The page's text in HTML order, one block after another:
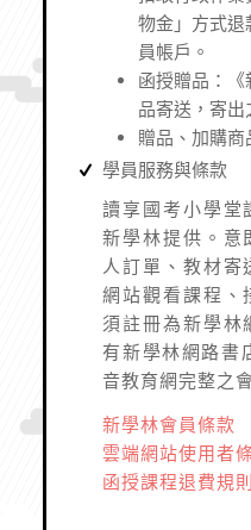
物金」方式
員帳戶。
函授贈品：
品寄送，寄出
贈品、加購商
學員服務與條款
讀享國考小學堂
新學林提供。 意
人訂單、教材寄
網站觀看課程、
須註冊為新學林
有新學林網路書
音教育網完整之
新學林會員條款
雲端網站使用者
函授課程退費規